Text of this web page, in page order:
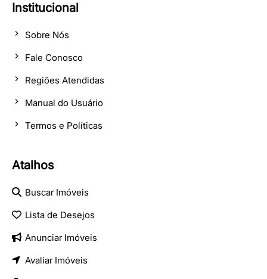
Institucional
Sobre Nós
Fale Conosco
Regiões Atendidas
Manual do Usuário
Termos e Políticas
Atalhos
Buscar Imóveis
Lista de Desejos
Anunciar Imóveis
Avaliar Imóveis